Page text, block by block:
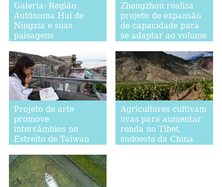
Galeria: Região
Autônoma Hui de
Ningxia e suas
paisagens
Zhengzhou realiza
projeto de expansão
de capacidade para
se adaptar ao volume
Projeto de arte
promove
intercâmbios no
Estreito de Taiwan
Agricultores cultivam
uvas para aumentar
renda no Tibet,
sudoeste da China